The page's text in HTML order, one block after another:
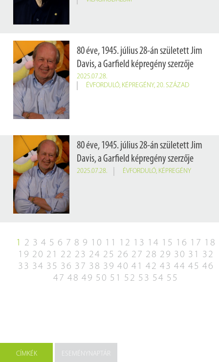
80 éve, 1945. július 28-án született Jim
Davis, a Garfield képregény szerzője
2025.07.28.
ÉVFORDULÓ, KÉPREGÉNY, 20. SZÁZAD
80 éve, 1945. július 28-án született Jim
Davis, a Garfield képregény szerzője
2025.07.28. ÉVFORDULÓ, KÉPREGÉNY
1 2 3 4 5 6 7 8 9 10 11 12 13 14 15 16 17 18
19 20 21 22 23 24 25 26 27 28 29 30 31 32
33 34 35 36 37 38 39 40 41 42 43 44 45 46
47 48 49 50 51 52 53 54 55
CÍMKÉK ESEMÉNYNAPTÁR